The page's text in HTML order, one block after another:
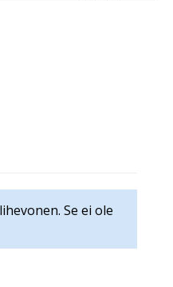
Se ei ole